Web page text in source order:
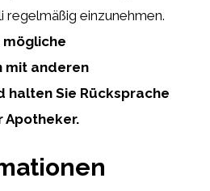
regelmäßig einzunehmen.
mögliche
mit anderen
halten Sie Rücksprache
Apotheker.